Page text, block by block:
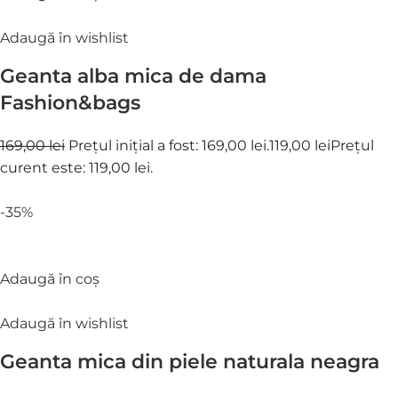
Adaugă în wishlist
Geanta alba mica de dama
Fashion&bags
169,00 lei Prețul inițial a fost: 169,00 lei.119,00 leiPrețul
curent este: 119,00 lei.
-35%
Adaugă în coș
Adaugă în wishlist
Geanta mica din piele naturala neagra